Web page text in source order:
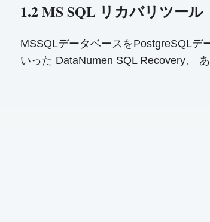
1.2 MS SQL リカバリツール
MSSQLデータベースをPostgreSQLデ
いった DataNumen SQL Recovery、